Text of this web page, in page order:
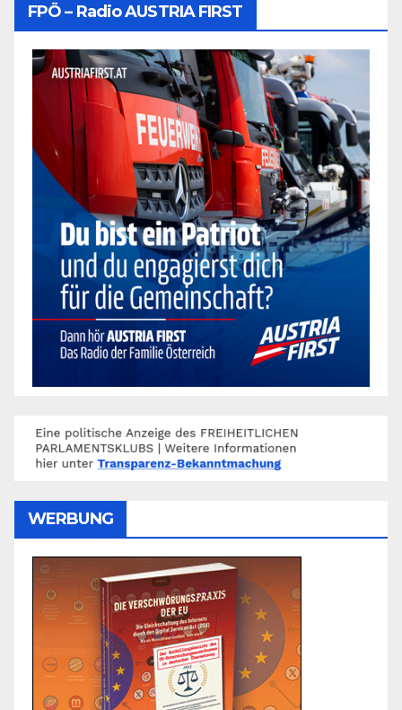
FPÖ – Radio AUSTRIA FIRST
WERBUNG